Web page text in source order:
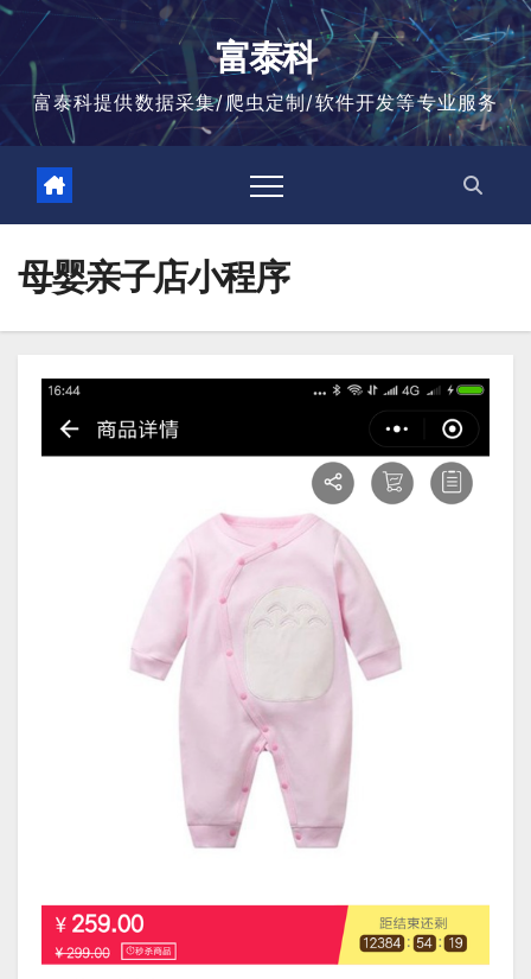
跳
富泰科
富泰科提供数据采集/爬虫定制/软件开发等专业服务
母婴亲子店小程序